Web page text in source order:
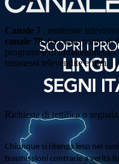
Canale 7 , emittente
canale 78, ha come punto di
programmi di
trasmessi televendite e film.
Richieste di rettifica o
Chiunque si ritenga leso nei
trasmissioni contrarie a verità